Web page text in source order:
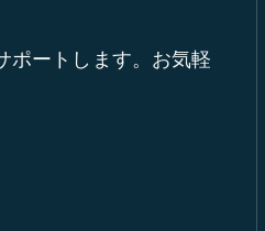
ポートします。お気軽